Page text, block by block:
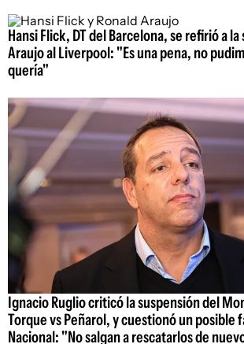
Hansi Flick, DT del Barcelona, se refirió a la
Araujo al Liverpool: "Es una pena, no
quería"
Ignacio Ruglio criticó la suspensión del
Torque vs Peñarol, y cuestionó un posible
Nacional: "No salgan a rescatarlos de